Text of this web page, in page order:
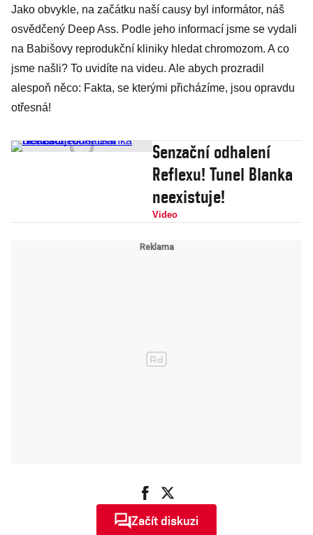
Jako obvykle, na začátku naší causy byl informátor, náš
osvědčený Deep Ass. Podle jeho informací jsme se vydali
na Babišovy reprodukční kliniky hledat chromozom. A co
jsme našli? To uvidíte na videu. Ale abych prozradil
alespoň něco: Fakta, se kterými přicházíme, jsou opravdu
otřesná!
Senzační odhalení
Reflexu! Tunel Blanka
neexistuje!
Video
Začít diskuzi